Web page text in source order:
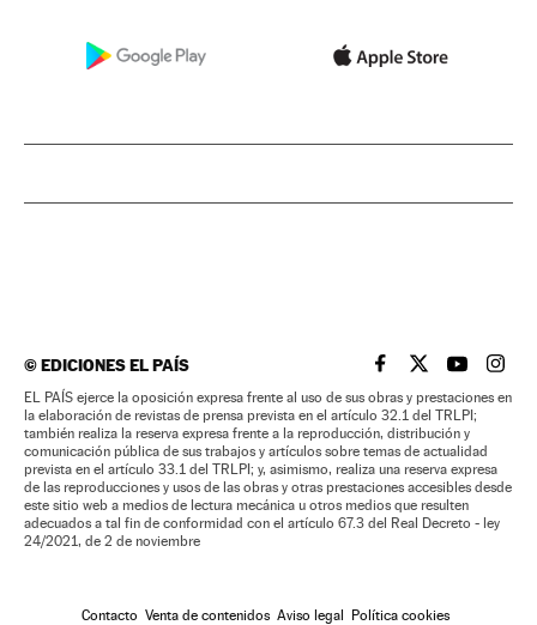
©EDICIONES EL PAÍS EL PAÍS BRASIL EN
EL PAÍSEL PAÍS
EL
EL PAÍS ejerce la oposición expresa frente al uso de sus obras y prestaciones en
la elaboración de revistas de prensa prevista en el artículo 32.1 del TRLPI;
también realiza la reserva expresa frente a la reproducción, distribución y
comunicación pública de sus trabajos y artículos sobre temas de actualidad
prevista en el artículo 33.1 del TRLPI; y, asimismo, realiza una reserva expresa
de las reproducciones y usos de las obras y otras prestaciones accesibles desde
este sitio web a medios de lectura mecánica u otros medios que resulten
adecuados a tal fin de conformidad con el artículo 67.3 del Real Decreto - ley
24/2021, de 2 de noviembre
Contacto Venta de contenidos Aviso legal Política cookies